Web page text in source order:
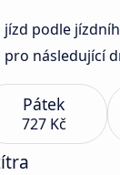
podle
pro následující
Pátek
727 Kč